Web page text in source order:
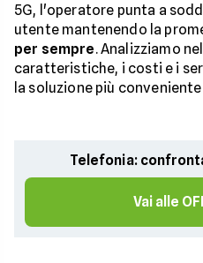
5G, l'operatore punta a
utente mantenendo la
per sempre. Analizziamo
caratteristiche, i costi e i
la soluzione più
Telefonia:
Vai alle